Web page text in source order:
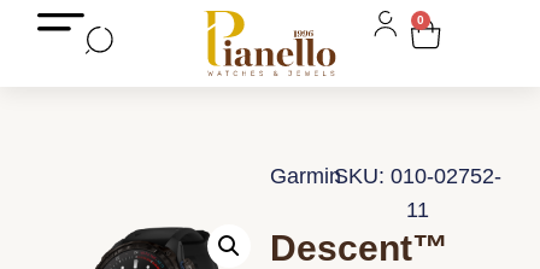
0
GarminSKU: 010-02752-
11
Descent™